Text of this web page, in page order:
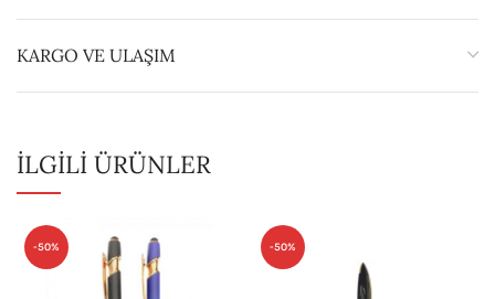
KARGO VE ULAŞIM
İLGILI ÜRÜNLER
-50% -50%